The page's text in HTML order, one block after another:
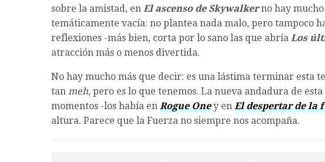
sobre la amistad, en El ascenso de Skywalkerno hay
temáticamente vacía: no plantea nada malo, pero tampoco
reflexiones -más bien, corta por lo sano las que abría Los
atracción más o menos divertida.
No hay mucho más que decir: es una lástima terminar esta
tan meh, pero es lo que tenemos. La nueva andadura de
momentos -los había en Rogue Oney en El despertar de la
altura. Parece que la Fuerza no siempre nos acompaña.